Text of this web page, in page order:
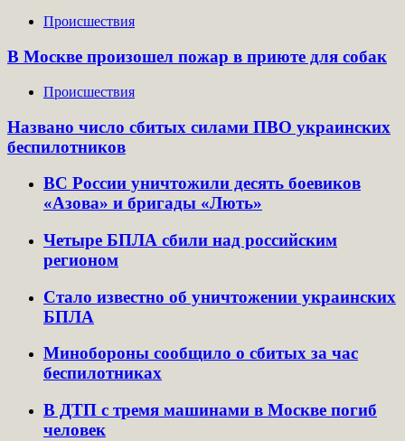
Происшествия
В Москве произошел пожар в приюте для собак
Происшествия
Названо число сбитых силами ПВО украинских
беспилотников
ВС России уничтожили десять боевиков
«Азова» и бригады «Лють»
Четыре БПЛА сбили над российским
регионом
Стало известно об уничтожении украинских
БПЛА
Минобороны сообщило о сбитых за час
беспилотниках
В ДТП с тремя машинами в Москве погиб
человек